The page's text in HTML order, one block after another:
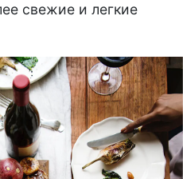
свежие и легкие